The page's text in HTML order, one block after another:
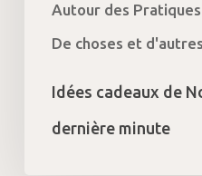
Autour des
De choses et
Idées cadeaux de
dernière minute